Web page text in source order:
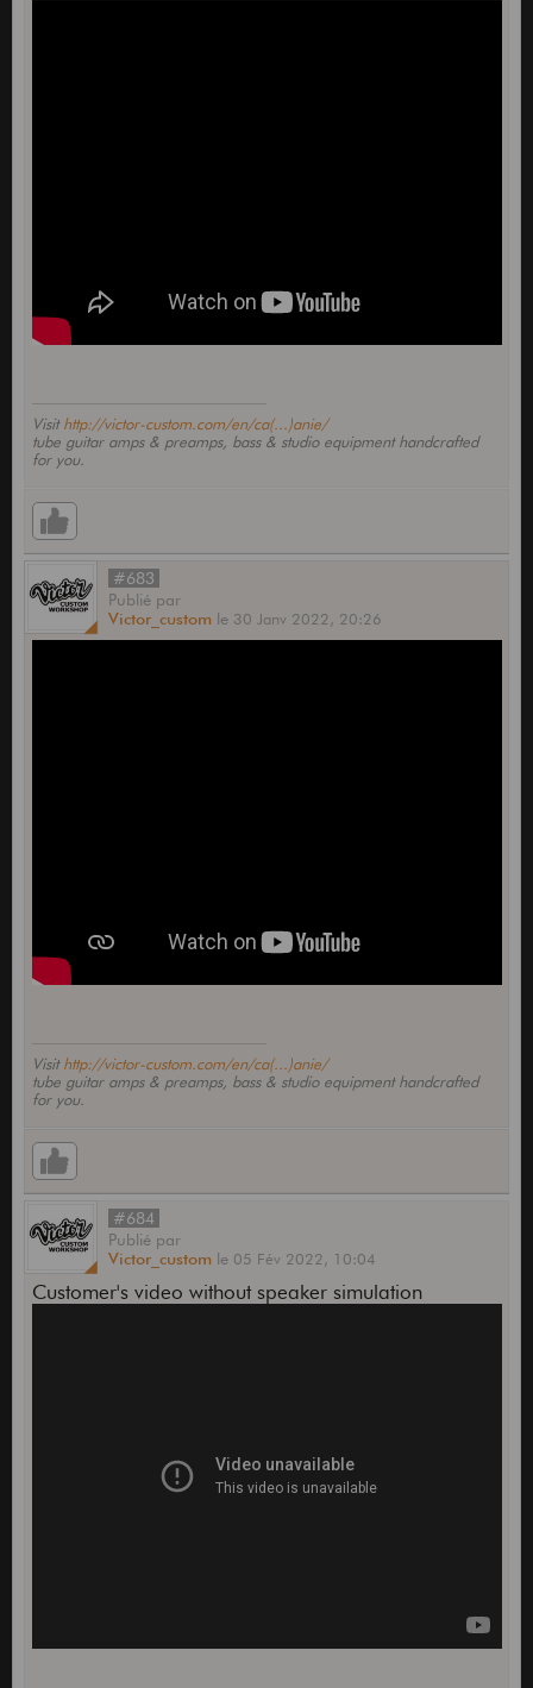
Visithttp://victor-custom.com/en/ca(...)anie/
tube guitar amps & preamps, bass & studio equipment handcrafted
for you.
#683
Publié par
Victor_custom le 30 Janv 2022, 20:26
Visithttp://victor-custom.com/en/ca(...)anie/
tube guitar amps & preamps, bass & studio equipment handcrafted
for you.
#684
Publié par
Victor_custom le 05 Fév 2022, 10:04
Customer's video without speaker simulation